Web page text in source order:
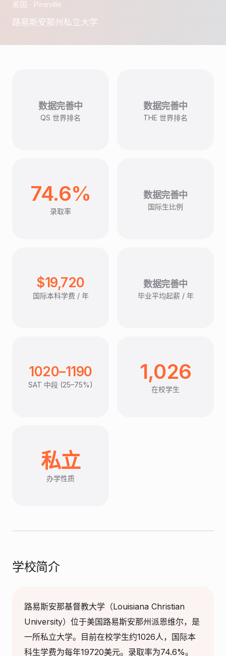
美国 · Pineville
路易斯安那州私立大学
数据完善中
QS 世界排名
数据完善中
THE 世界排名
74.6%
录取率
数据完善中
国际生比例
$19,720
国际本科学费 / 年
数据完善中
毕业平均起薪 / 年
1020–1190
SAT 中段 (25–75%)
1,026
在校学生
私立
办学性质
学校简介
路易斯安那基督教大学（Louisiana Christian
University）位于美国路易斯安那州派恩维尔，是
一所私立大学。目前在校学生约1026人，国际本
科生学费为每年19720美元。录取率为74.6%。